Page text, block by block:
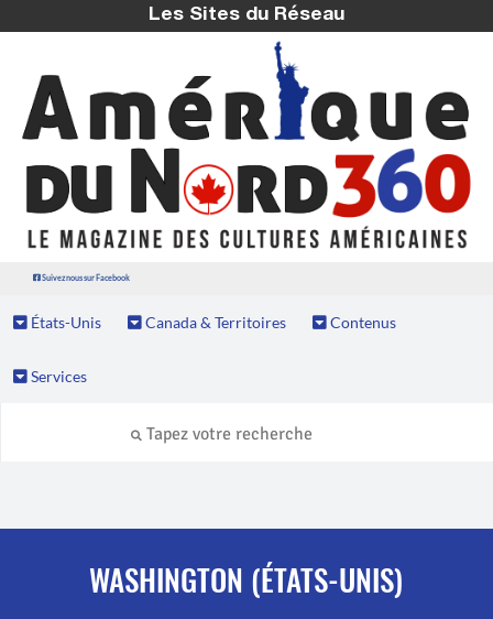
Les Sites du Réseau
Suivez nous sur Facebook
États-Unis Canada & Territoires Contenus
Services
WASHINGTON (ÉTATS-UNIS)